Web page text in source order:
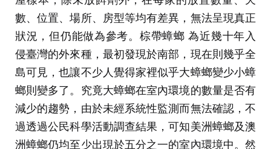
數、位置、場所、房型等均有差異，無法呈現真正
狀況，但仍能做為參考。棕帶蟑螂 為近幾十年入
侵臺灣的外來種，最初發現於南部，現在則幾乎全
島可見，也讓不少人覺得家裡似乎大蟑螂變少小蟑
螂則變多了。究竟大蟑螂在室內環境的數量是否有
減少的趨勢，由於未經系統性監測而無法確認，不
過透過公民科學活動調查結果，可知美洲蟑螂及澳
洲蟑螂仍均至少出現於五分之一的室內環境中。然